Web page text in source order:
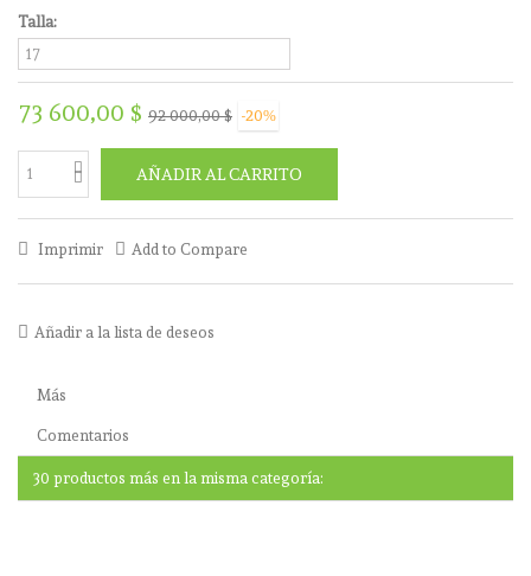
Talla:
73 600,00 $ 92 000,00 $ -20%
AÑADIR AL CARRITO
Imprimir Add to Compare
Añadir a la lista de deseos
Más
Comentarios
30 productos más en la misma categoría: